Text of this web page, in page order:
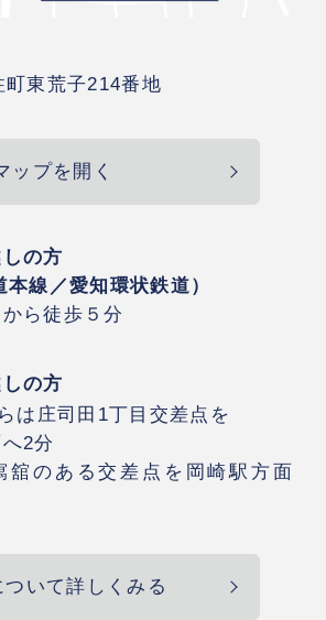
町東荒子214番地
ップを開く
の方
本線／愛知環状鉄道）
ら徒歩５分
の方
は庄司田1丁目交差点を
2分
舘のある交差点を岡崎駅方面
いて詳しくみる